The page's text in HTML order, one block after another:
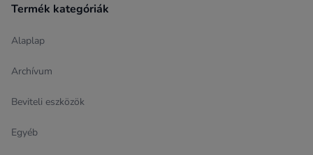
Termék kategóriák
Alaplap
Archívum
Beviteli eszközök
Egyéb